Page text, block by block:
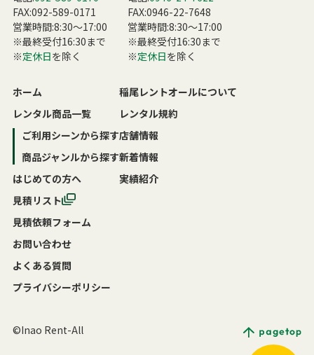
FAX:092-589-0171
営業時間:8:30〜17:00
※最終受付16:30まで
※定休日を除く
FAX:0946-22-7648
営業時間:8:30〜17:00
※最終受付16:30まで
※定休日を除く
ホーム
レンタル商品一覧
ご利用シーンから探す
商品ジャンルから探す
はじめての方へ
稲尾レントオールについて
レンタル規約
店舗情報
新着情報
実績紹介
見積リスト
見積依頼フォーム
お問い合わせ
よくある質問
プライバシーポリシー
©Inao Rent-All